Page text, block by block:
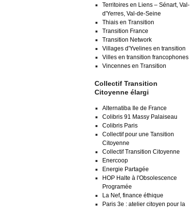
Territoires en Liens – Sénart, Val-
d'Yerres, Val-de-Seine
Thiais en Transition
Transition France
Transition Network
Villages d'Yvelines en transition
Villes en transition francophones
Vincennes en Transition
Collectif Transition
Citoyenne élargi
Alternatiba Ile de France
Colibris 91 Massy Palaiseau
Colibris Paris
Collectif pour une Tansition
Citoyenne
Collectif Transition Citoyenne
Enercoop
Energie Partagée
HOP Halte à l'Obsolescence
Programée
La Nef, finance éthique
Paris 3e : atelier citoyen pour la